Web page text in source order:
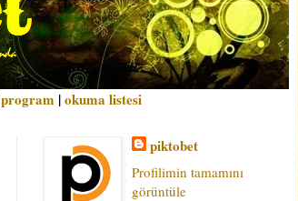
program |okuma listesi
piktobet
Profilimin tamamını
görüntüle